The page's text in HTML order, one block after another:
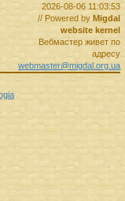
2026-08-06 11:03:53
// Powered byMigdal
website kernel
Вебмастер живет по
адресу
webmaster@migdal.org.ua